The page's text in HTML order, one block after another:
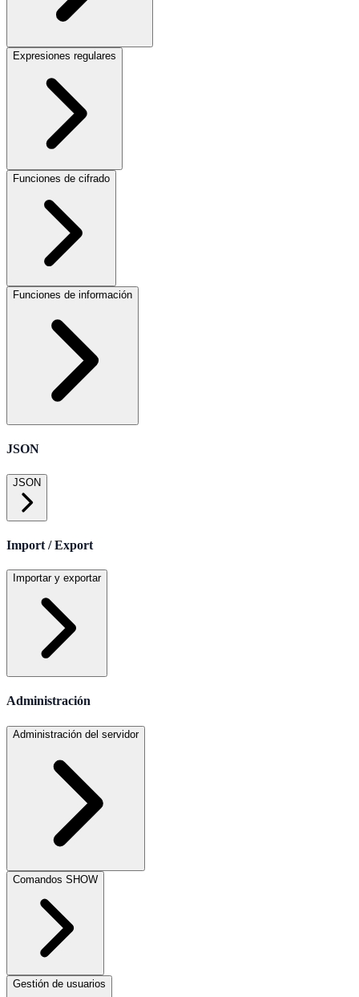
Expresiones regulares
Funciones de cifrado
Funciones de información
JSON
JSON
Import / Export
Importar y exportar
Administración
Administración del servidor
Comandos SHOW
Gestión de usuarios